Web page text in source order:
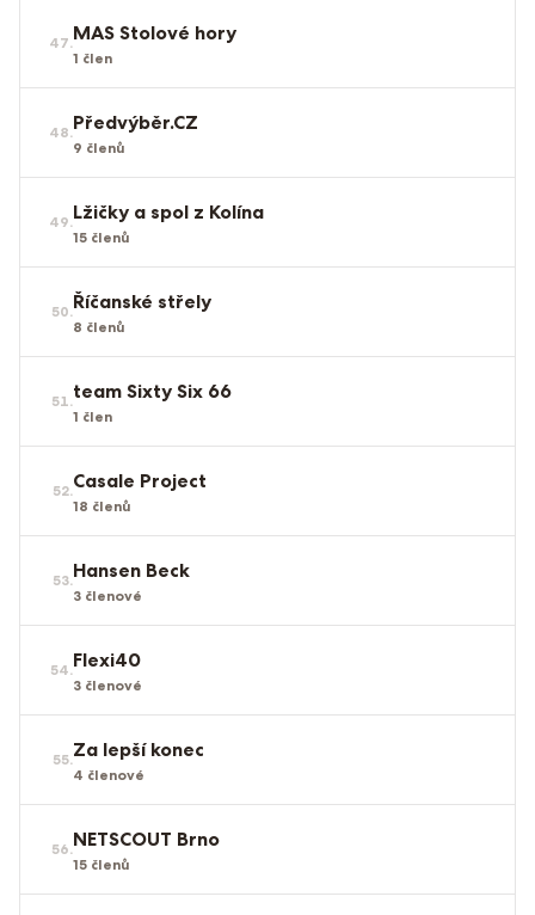
47.MAS Stolové hory
1 člen
48.Předvýběr.CZ
9 členů
49.Lžičky a spol z Kolína
15 členů
50.Říčanské střely
8 členů
51.team Sixty Six 66
1 člen
52.Casale Project
18 členů
53.Hansen Beck
3 členové
54.Flexi40
3 členové
55.Za lepší konec
4 členové
56.NETSCOUT Brno
15 členů